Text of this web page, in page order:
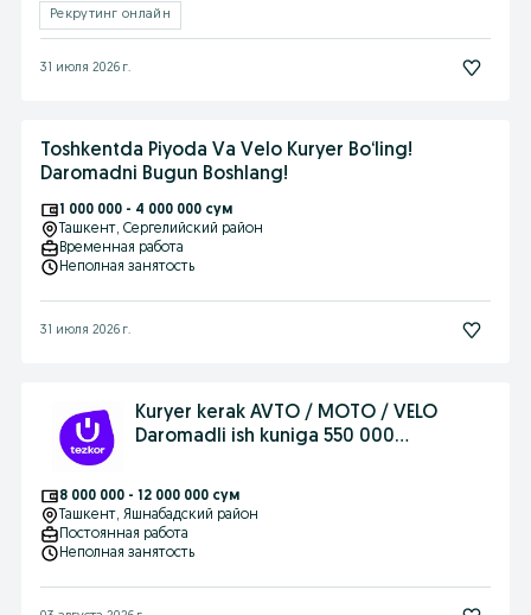
Рекрутинг онлайн
31 июля 2026 г.
Toshkentda Piyoda Va Velo Kuryer Bo‘ling!
Daromadni Bugun Boshlang!
1 000 000 - 4 000 000 сум
Ташкент, Сергелийский район
Временная работа
Неполная занятость
31 июля 2026 г.
Kuryer kerak AVTO / MOTO / VELO
Daromadli ish kuniga 550 000
8 000 000 - 12 000 000 сум
Ташкент, Яшнабадский район
Постоянная работа
Неполная занятость